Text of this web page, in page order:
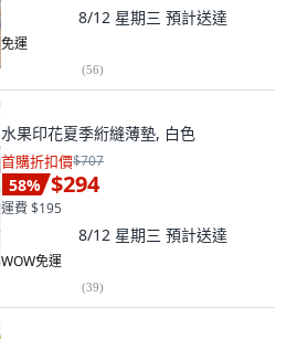
8/12 星期三 預計送達
免運
(56)
水果印花夏季絎縫薄墊, 白色
首購折扣價$707
58% $294
運費 $195
8/12 星期三 預計送達
WOW免運
(39)